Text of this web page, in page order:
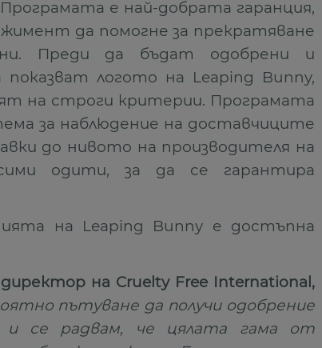
е най-добрата гаранция,
да помогне за прекратяване
Преди да бъдат одобрени и
логото на Leaping Bunny,
на строги критерии. Програмата
за наблюдение на доставчиците
до нивото на производителя на
одити, за да се гарантира
на Leaping Bunny е достъпна
на Cruelty Free International,
пътуване да получи одобрение
и се радвам, че цялата гама от